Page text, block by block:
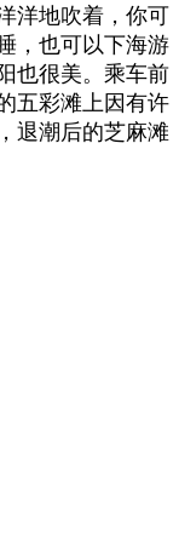
洋地吹着，你可
，也可以下海游
也很美。乘车前
五彩滩上因有许
退潮后的芝麻滩